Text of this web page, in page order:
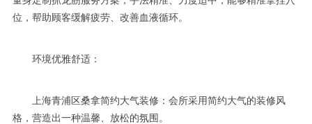
位，帮助顾客缓解疲劳、改善血液循环。
环境优雅舒适：
上海青浦区桑拿简约大气装修：会所采用简约大气的装修风
格，营造出一种温馨、放松的氛围。